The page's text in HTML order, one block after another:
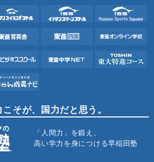
そが、国力だと思う。
「人間力」を鍛え、
高い学力を身につける早稲田塾